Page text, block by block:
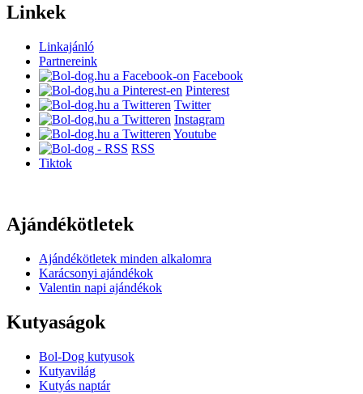
Linkek
Linkajánló
Partnereink
Facebook
Pinterest
Twitter
Instagram
Youtube
RSS
Tiktok
Ajándékötletek
Ajándékötletek minden alkalomra
Karácsonyi ajándékok
Valentin napi ajándékok
Kutyaságok
Bol-Dog kutyusok
Kutyavilág
Kutyás naptár